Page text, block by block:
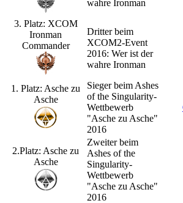
wahre Ironman
3. Platz: XCOM
Ironman
Commander
Dritter beim
XCOM2-Event
2016: Wer ist der
wahre Ironman
1. Platz: Asche zu
Asche
Sieger beim Ashes
of the Singularity-
Wettbewerb
"Asche zu Asche"
2016
2.Platz: Asche zu
Asche
Zweiter beim
Ashes of the
Singularity-
Wettbewerb
"Asche zu Asche"
2016